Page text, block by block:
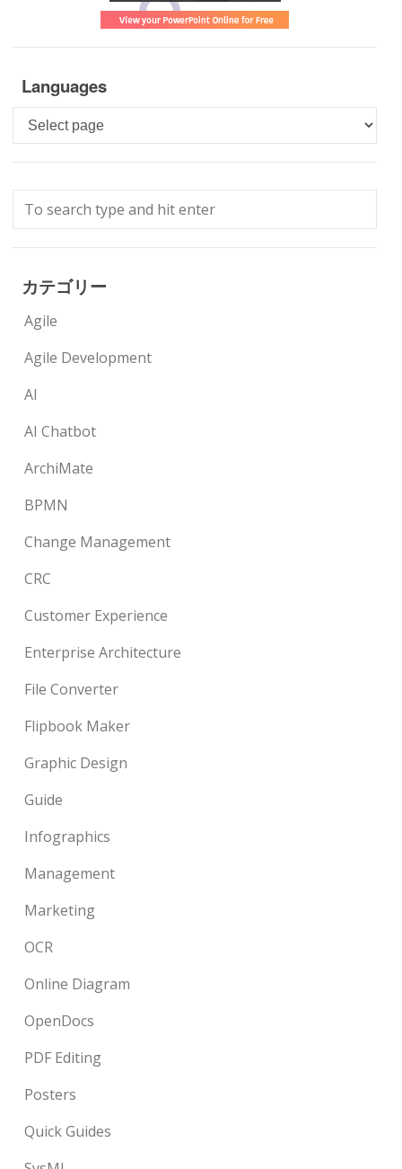
Languages
Languages
カテゴリー
Agile
Agile Development
AI
AI Chatbot
ArchiMate
BPMN
Change Management
CRC
Customer Experience
Enterprise Architecture
File Converter
Flipbook Maker
Graphic Design
Guide
Infographics
Management
Marketing
OCR
Online Diagram
OpenDocs
PDF Editing
Posters
Quick Guides